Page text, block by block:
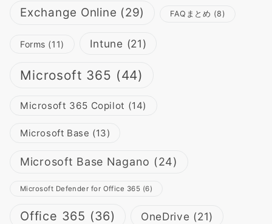
Exchange Online (29) FAQまとめ (8)
Forms (11) Intune (21)
Microsoft 365 (44)
Microsoft 365 Copilot (14)
Microsoft Base (13)
Microsoft Base Nagano (24)
Microsoft Defender for Office 365 (6)
Office 365 (36) OneDrive (21)